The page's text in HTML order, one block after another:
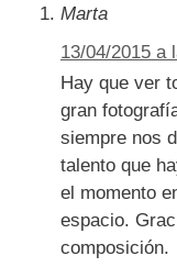
Marta
13/04/2015 a
Hay que ver
gran
siempre nos
talento que
el momento
espacio.
composición.